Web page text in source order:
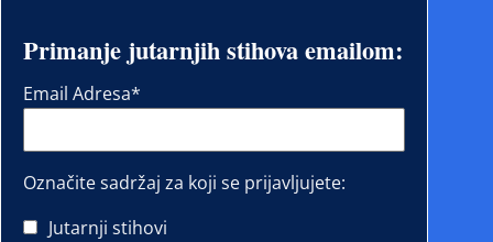
Primanje jutarnjih stihova emailom:
Email Adresa*
Označite sadržaj za koji se prijavljujete:
Jutarnji stihovi